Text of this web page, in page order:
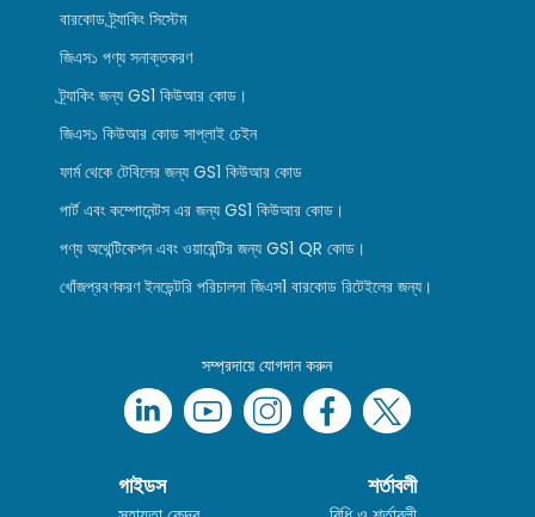
বারকোড ট্র্যাকিং সিস্টেম
জিএস১ পণ্য সনাক্তকরণ
ট্র্যাকিং জন্য GS1 কিউআর কোড।
জিএস১ কিউআর কোড সাপ্লাই চেইন
ফার্ম থেকে টেবিলের জন্য GS1 কিউআর কোড
পার্ট এবং কম্পোনেন্টস এর জন্য GS1 কিউআর কোড।
পণ্য অথেন্টিকেশন এবং ওয়ারেন্টির জন্য GS1 QR কোড।
খোঁজপ্রবণকরণ ইনভেন্টরি পরিচালনা জিএস1 বারকোড রিটেইলের জন্য।
সম্প্রদায়ে যোগদান করুন
গাইডস শর্তাবলী